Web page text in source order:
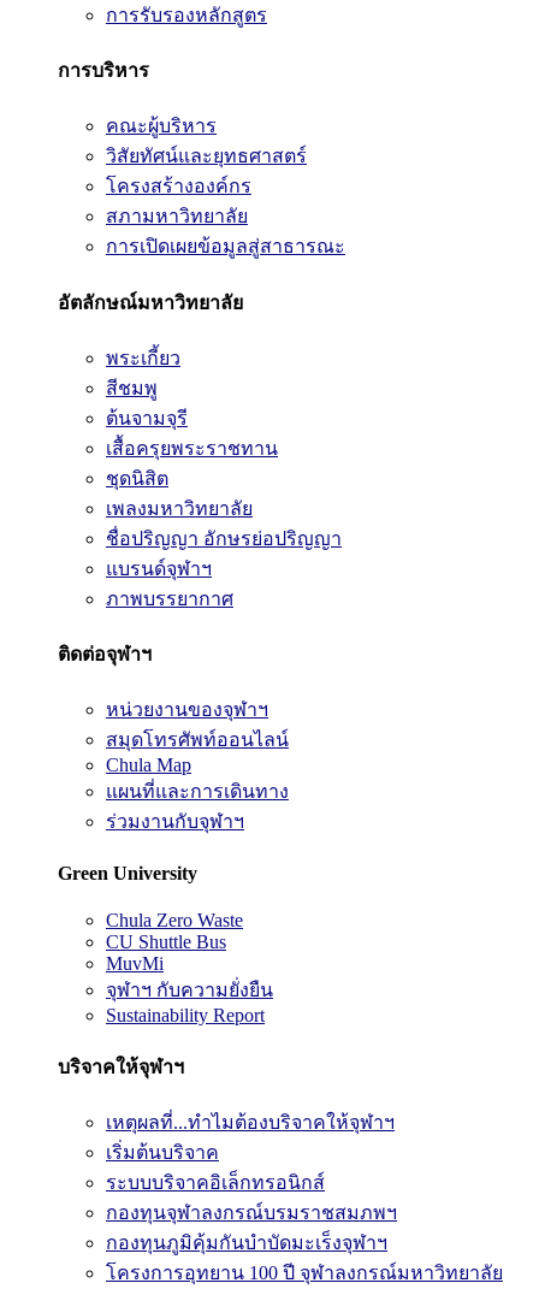
การรับรองหลักสูตร
การบริหาร
คณะผู้บริหาร
วิสัยทัศน์และยุทธศาสตร์
โครงสร้างองค์กร
สภามหาวิทยาลัย
การเปิดเผยข้อมูลสู่สาธารณะ
อัตลักษณ์มหาวิทยาลัย
พระเกี้ยว
สีชมพู
ต้นจามจุรี
เสื้อครุยพระราชทาน
ชุดนิสิต
เพลงมหาวิทยาลัย
ชื่อปริญญา อักษรย่อปริญญา
แบรนด์จุฬาฯ
ภาพบรรยากาศ
ติดต่อจุฬาฯ
หน่วยงานของจุฬาฯ
สมุดโทรศัพท์ออนไลน์
Chula Map
แผนที่และการเดินทาง
ร่วมงานกับจุฬาฯ
Green University
Chula Zero Waste
CU Shuttle Bus
MuvMi
จุฬาฯ กับความยั่งยืน
Sustainability Report
บริจาคให้จุฬาฯ
เหตุผลที่...ทำไมต้องบริจาคให้จุฬาฯ
เริ่มต้นบริจาค
ระบบบริจาคอิเล็กทรอนิกส์
กองทุนจุฬาลงกรณ์บรมราชสมภพฯ
กองทุนภูมิคุ้มกันบำบัดมะเร็งจุฬาฯ
โครงการอุทยาน 100 ปี จุฬาลงกรณ์มหาวิทยาลัย